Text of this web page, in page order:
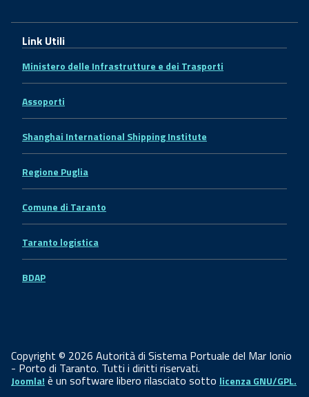
Link Utili
Ministero delle Infrastrutture e dei Trasporti
Assoporti
Shanghai International Shipping Institute
Regione Puglia
Comune di Taranto
Taranto logistica
BDAP
Copyright © 2026 Autorità di Sistema Portuale del Mar Ionio
- Porto di Taranto. Tutti i diritti riservati.
Joomla! è un software libero rilasciato sotto licenza GNU/GPL.